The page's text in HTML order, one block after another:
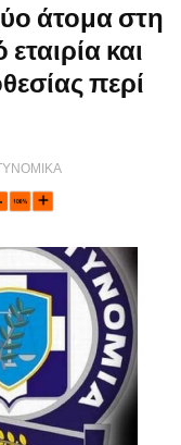
άτομα στη
και
περί